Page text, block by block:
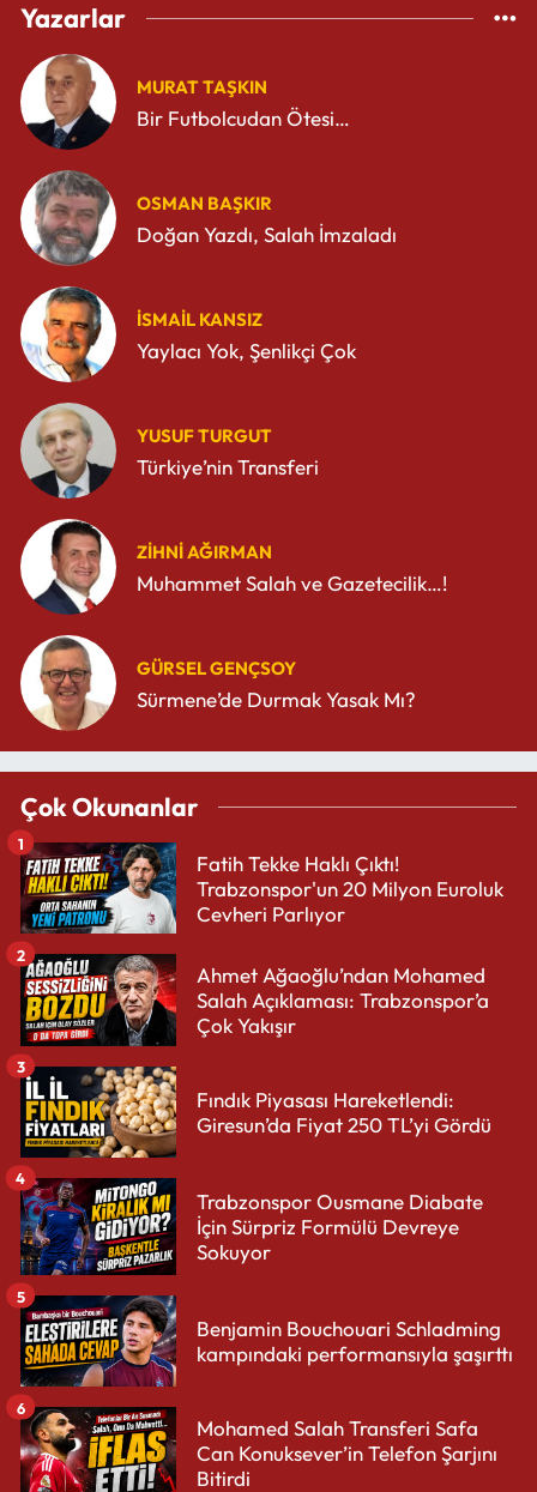
Yazarlar
MURAT TAŞKIN
Bir Futbolcudan Ötesi…
OSMAN BAŞKIR
Doğan Yazdı, Salah İmzaladı
İSMAIL KANSIZ
Yaylacı Yok, Şenlikçi Çok
YUSUF TURGUT
Türkiye’nin Transferi
ZIHNI AĞIRMAN
Muhammet Salah ve Gazetecilik…!
GÜRSEL GENÇSOY
Sürmene’de Durmak Yasak Mı?
Çok Okunanlar
Fatih Tekke Haklı Çıktı!
Trabzonspor'un 20 Milyon Euroluk
Cevheri Parlıyor
1
Ahmet Ağaoğlu’ndan Mohamed
Salah Açıklaması: Trabzonspor’a
Çok Yakışır
2
Fındık Piyasası Hareketlendi:
Giresun’da Fiyat 250 TL’yi Gördü
3
Trabzonspor Ousmane Diabate
İçin Sürpriz Formülü Devreye
Sokuyor
4
Benjamin Bouchouari Schladming
kampındaki performansıyla şaşırttı
5
Mohamed Salah Transferi Safa
Can Konuksever’in Telefon Şarjını
Bitirdi
6